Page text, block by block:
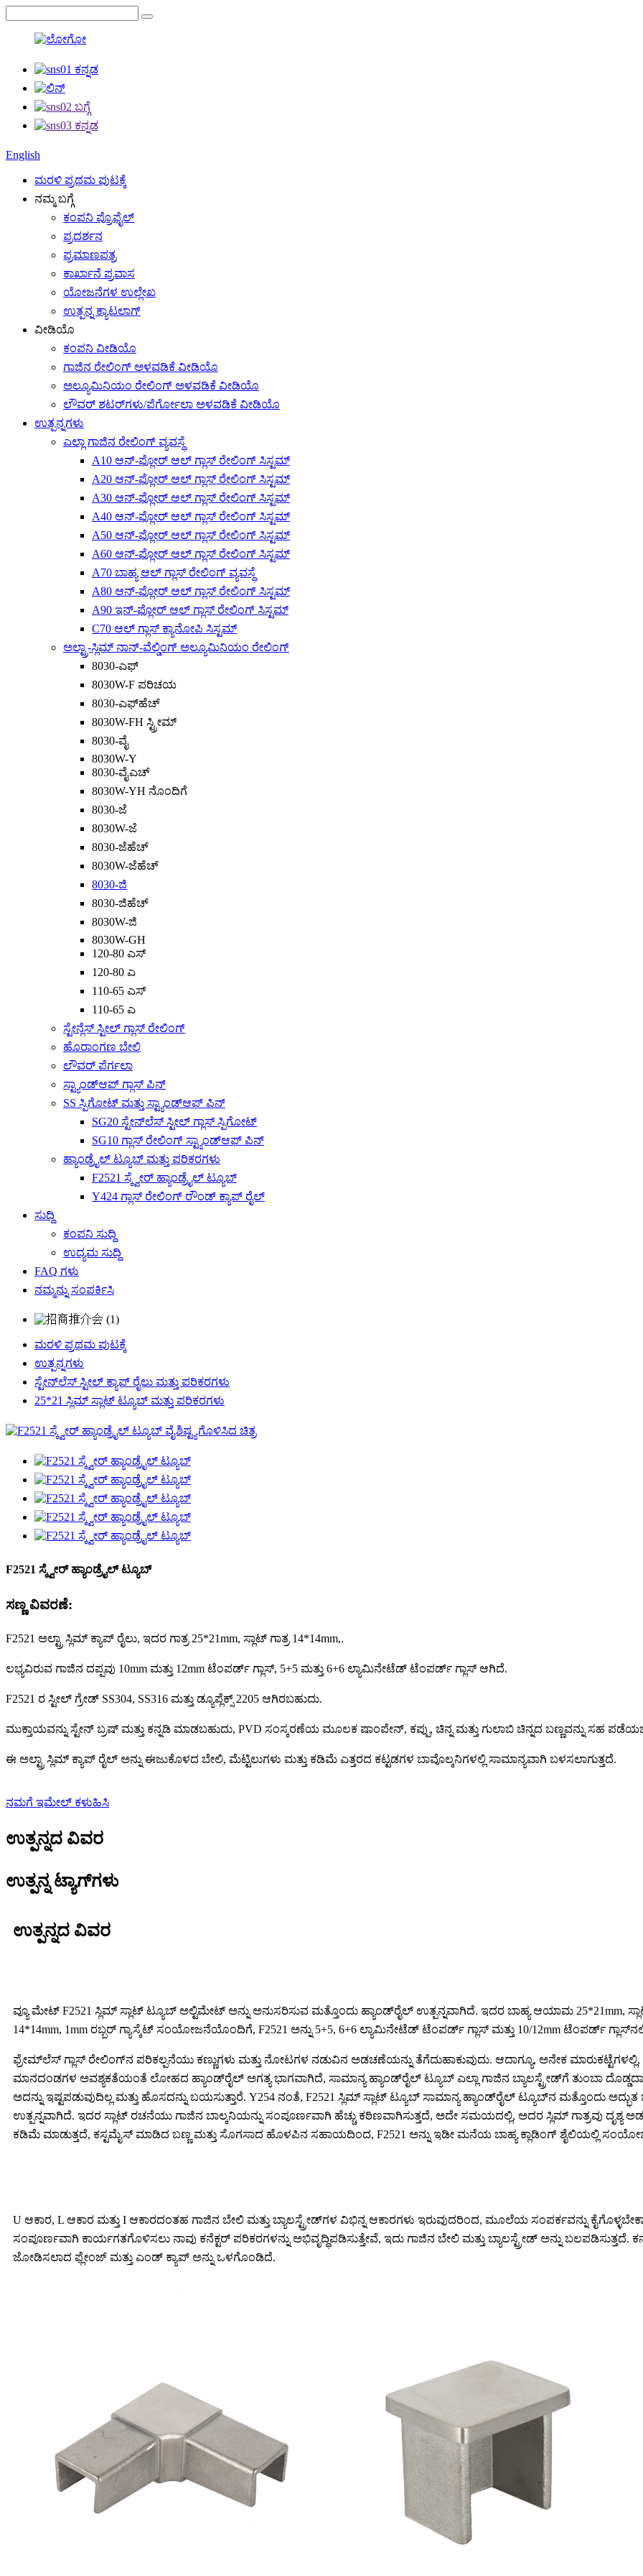
English
ಮರಳಿ ಪ್ರಥಮ ಪುಟಕ್ಕೆ
ನಮ್ಮ ಬಗ್ಗೆ
ಕಂಪನಿ ಪ್ರೊಫೈಲ್
ಪ್ರದರ್ಶನ
ಪ್ರಮಾಣಪತ್ರ
ಕಾರ್ಖಾನೆ ಪ್ರವಾಸ
ಯೋಜನೆಗಳ ಉಲ್ಲೇಖ
ಉತ್ಪನ್ನ ಕ್ಯಾಟಲಾಗ್
ವೀಡಿಯೊ
ಕಂಪನಿ ವೀಡಿಯೊ
ಗಾಜಿನ ರೇಲಿಂಗ್ ಅಳವಡಿಕೆ ವೀಡಿಯೊ
ಅಲ್ಯೂಮಿನಿಯಂ ರೇಲಿಂಗ್ ಅಳವಡಿಕೆ ವೀಡಿಯೊ
ಲೌವರ್ ಶಟರ್‌ಗಳು/ಪೆರ್ಗೋಲಾ ಅಳವಡಿಕೆ ವೀಡಿಯೊ
ಉತ್ಪನ್ನಗಳು
ಎಲ್ಲಾ ಗಾಜಿನ ರೇಲಿಂಗ್ ವ್ಯವಸ್ಥೆ
A10 ಆನ್-ಫ್ಲೋರ್ ಆಲ್ ಗ್ಲಾಸ್ ರೇಲಿಂಗ್ ಸಿಸ್ಟಮ್
A20 ಆನ್-ಫ್ಲೋರ್ ಆಲ್ ಗ್ಲಾಸ್ ರೇಲಿಂಗ್ ಸಿಸ್ಟಮ್
A30 ಆನ್-ಫ್ಲೋರ್ ಆಲ್ ಗ್ಲಾಸ್ ರೇಲಿಂಗ್ ಸಿಸ್ಟಮ್
A40 ಆನ್-ಫ್ಲೋರ್ ಆಲ್ ಗ್ಲಾಸ್ ರೇಲಿಂಗ್ ಸಿಸ್ಟಮ್
A50 ಆನ್-ಫ್ಲೋರ್ ಆಲ್ ಗ್ಲಾಸ್ ರೇಲಿಂಗ್ ಸಿಸ್ಟಮ್
A60 ಆನ್-ಫ್ಲೋರ್ ಆಲ್ ಗ್ಲಾಸ್ ರೇಲಿಂಗ್ ಸಿಸ್ಟಮ್
A70 ಬಾಹ್ಯ ಆಲ್ ಗ್ಲಾಸ್ ರೇಲಿಂಗ್ ವ್ಯವಸ್ಥೆ
A80 ಆನ್-ಫ್ಲೋರ್ ಆಲ್ ಗ್ಲಾಸ್ ರೇಲಿಂಗ್ ಸಿಸ್ಟಮ್
A90 ಇನ್-ಫ್ಲೋರ್ ಆಲ್ ಗ್ಲಾಸ್ ರೇಲಿಂಗ್ ಸಿಸ್ಟಮ್
C70 ಆಲ್ ಗ್ಲಾಸ್ ಕ್ಯಾನೋಪಿ ಸಿಸ್ಟಮ್
ಅಲ್ಟ್ರಾ-ಸ್ಲಿಮ್ ನಾನ್-ವೆಲ್ಡಿಂಗ್ ಅಲ್ಯೂಮಿನಿಯಂ ರೇಲಿಂಗ್
8030-ಎಫ್
8030W-F ಪರಿಚಯ
8030-ಎಫ್‌ಹೆಚ್
8030W-FH ಸ್ಟ್ರೀಮ್
8030-ವೈ
8030W-Y
8030-ವೈಎಚ್
8030W-YH ನೊಂದಿಗೆ
8030-ಜೆ
8030W-ಜೆ
8030-ಜೆಹೆಚ್
8030W-ಜೆಹೆಚ್
8030-ಜಿ
8030-ಜಿಹೆಚ್
8030W-ಜಿ
8030W-GH
120-80 ಎಸ್
120-80 ಎ
110-65 ಎಸ್
110-65 ಎ
ಸ್ಟೇನ್ಲೆಸ್ ಸ್ಟೀಲ್ ಗ್ಲಾಸ್ ರೇಲಿಂಗ್
ಹೊರಾಂಗಣ ಬೇಲಿ
ಲೌವರ್ ಪೆರ್ಗಲಾ
ಸ್ಟ್ಯಾಂಡ್‌ಆಫ್ ಗ್ಲಾಸ್ ಪಿನ್
SS ಸ್ಪಿಗೋಟ್ ಮತ್ತು ಸ್ಟ್ಯಾಂಡ್‌ಆಫ್ ಪಿನ್
SG20 ಸ್ಟೇನ್‌ಲೆಸ್ ಸ್ಟೀಲ್ ಗ್ಲಾಸ್ ಸ್ಪಿಗೋಟ್
SG10 ಗ್ಲಾಸ್ ರೇಲಿಂಗ್ ಸ್ಟ್ಯಾಂಡ್‌ಆಫ್ ಪಿನ್
ಹ್ಯಾಂಡ್ರೈಲ್ ಟ್ಯೂಬ್ ಮತ್ತು ಪರಿಕರಗಳು
F2521 ಸ್ಕ್ವೇರ್ ಹ್ಯಾಂಡ್ರೈಲ್ ಟ್ಯೂಬ್
Y424 ಗ್ಲಾಸ್ ರೇಲಿಂಗ್ ರೌಂಡ್ ಕ್ಯಾಪ್ ರೈಲ್
ಸುದ್ದಿ
ಕಂಪನಿ ಸುದ್ದಿ
ಉದ್ಯಮ ಸುದ್ದಿ
FAQ ಗಳು
ನಮ್ಮನ್ನು ಸಂಪರ್ಕಿಸಿ
ಮರಳಿ ಪ್ರಥಮ ಪುಟಕ್ಕೆ
ಉತ್ಪನ್ನಗಳು
ಸ್ಟೇನ್‌ಲೆಸ್ ಸ್ಟೀಲ್ ಕ್ಯಾಪ್ ರೈಲು ಮತ್ತು ಪರಿಕರಗಳು
25*21 ಸ್ಲಿಮ್ ಸ್ಲಾಟ್ ಟ್ಯೂಬ್ ಮತ್ತು ಪರಿಕರಗಳು
F2521 ಸ್ಕ್ವೇರ್ ಹ್ಯಾಂಡ್ರೈಲ್ ಟ್ಯೂಬ್
ಸಣ್ಣ ವಿವರಣೆ:
F2521 ಅಲ್ಟ್ರಾ ಸ್ಲಿಮ್ ಕ್ಯಾಪ್ ರೈಲು, ಇದರ ಗಾತ್ರ 25*21mm, ಸ್ಲಾಟ್ ಗಾತ್ರ 14*14mm,.
ಲಭ್ಯವಿರುವ ಗಾಜಿನ ದಪ್ಪವು 10mm ಮತ್ತು 12mm ಟೆಂಪರ್ಡ್ ಗ್ಲಾಸ್, 5+5 ಮತ್ತು 6+6 ಲ್ಯಾಮಿನೇಟೆಡ್ ಟೆಂಪರ್ಡ್ ಗ್ಲಾಸ್ ಆಗಿದೆ.
F2521 ರ ಸ್ಟೀಲ್ ಗ್ರೇಡ್ SS304, SS316 ಮತ್ತು ಡ್ಯೂಪ್ಲೆಕ್ಸ್ 2205 ಆಗಿರಬಹುದು.
ಮುಕ್ತಾಯವನ್ನು ಸ್ಟೇನ್ ಬ್ರಷ್ ಮತ್ತು ಕನ್ನಡಿ ಮಾಡಬಹುದು, PVD ಸಂಸ್ಕರಣೆಯ ಮೂಲಕ ಷಾಂಪೇನ್, ಕಪ್ಪು, ಚಿನ್ನ ಮತ್ತು ಗುಲಾಬಿ ಚಿನ್ನದ ಬಣ್ಣವನ್ನು ಸಹ
ಈ ಅಲ್ಟ್ರಾ ಸ್ಲಿಮ್ ಕ್ಯಾಪ್ ರೈಲ್ ಅನ್ನು ಈಜುಕೊಳದ ಬೇಲಿ, ಮೆಟ್ಟಿಲುಗಳು ಮತ್ತು ಕಡಿಮೆ ಎತ್ತರದ ಕಟ್ಟಡಗಳ ಬಾವೊಲ್ಕನಿಗಳಲ್ಲಿ ಸಾಮಾನ್ಯವಾಗಿ ಬಳಸಲಾಗುತ್ತದೆ.
ನಮಗೆ ಇಮೇಲ್ ಕಳುಹಿಸಿ
ಉತ್ಪನ್ನದ ವಿವರ
ಉತ್ಪನ್ನ ಟ್ಯಾಗ್‌ಗಳು
ಉತ್ಪನ್ನದ ವಿವರ
ವ್ಯೂ ಮೇಟ್ F2521 ಸ್ಲಿಮ್ ಸ್ಲಾಟ್ ಟ್ಯೂಬ್ ಅಲ್ಟಿಮೇಟ್ ಅನ್ನು ಅನುಸರಿಸುವ ಮತ್ತೊಂದು ಹ್ಯಾಂಡ್‌ರೈಲ್ ಉತ್ಪನ್ನವಾಗಿದೆ. ಇದರ ಬಾಹ್ಯ ಆಯಾಮ 25*21mm,
14*14mm, 1mm ರಬ್ಬರ್ ಗ್ಯಾಸ್ಕೆಟ್ ಸಂಯೋಜನೆಯೊಂದಿಗೆ, F2521 ಅನ್ನು 5+5, 6+6 ಲ್ಯಾಮಿನೇಟೆಡ್ ಟೆಂಪರ್ಡ್ ಗ್ಲಾಸ್ ಮತ್ತು 10/12mm ಟೆಂಪರ್ಡ್
ಫ್ರೇಮ್‌ಲೆಸ್ ಗ್ಲಾಸ್ ರೇಲಿಂಗ್‌ನ ಪರಿಕಲ್ಪನೆಯು ಕಣ್ಣುಗಳು ಮತ್ತು ನೋಟಗಳ ನಡುವಿನ ಅಡಚಣೆಯನ್ನು ತೆಗೆದುಹಾಕುವುದು. ಆದಾಗ್ಯೂ, ಅನೇಕ ಮಾರುಕಟ್ಟೆಗಳಲ್ಲಿ,
ಮಾನದಂಡಗಳ ಅವಶ್ಯಕತೆಯಂತೆ ಲೋಹದ ಹ್ಯಾಂಡ್‌ರೈಲ್ ಅಗತ್ಯ ಭಾಗವಾಗಿದೆ, ಸಾಮಾನ್ಯ ಹ್ಯಾಂಡ್‌ರೈಲ್ ಟ್ಯೂಬ್ ಎಲ್ಲಾ ಗಾಜಿನ ಬ್ಯಾಲಸ್ಟ್ರೇಡ್‌ಗೆ ತುಂಬಾ
ಅದನ್ನು ಇಷ್ಟಪಡುವುದಿಲ್ಲ ಮತ್ತು ಹೊಸದನ್ನು ಬಯಸುತ್ತಾರೆ. Y254 ನಂತೆ, F2521 ಸ್ಲಿಮ್ ಸ್ಲಾಟ್ ಟ್ಯೂಬ್ ಸಾಮಾನ್ಯ ಹ್ಯಾಂಡ್‌ರೈಲ್ ಟ್ಯೂಬ್‌ನ ಮತ್ತೊಂದು
ಉತ್ಪನ್ನವಾಗಿದೆ. ಇದರ ಸ್ಲಾಟ್ ರಚನೆಯು ಗಾಜಿನ ಬಾಲ್ಕನಿಯನ್ನು ಸಂಪೂರ್ಣವಾಗಿ ಹೆಚ್ಚು ಕಠಿಣವಾಗಿಸುತ್ತದೆ, ಅದೇ ಸಮಯದಲ್ಲಿ, ಅದರ ಸ್ಲಿಮ್ ಗಾತ್ರವು ದೃಶ್ಯ
ಕಡಿಮೆ ಮಾಡುತ್ತದೆ, ಕಸ್ಟಮೈಸ್ ಮಾಡಿದ ಬಣ್ಣ ಮತ್ತು ಸೊಗಸಾದ ಹೊಳಪಿನ ಸಹಾಯದಿಂದ, F2521 ಅನ್ನು ಇಡೀ ಮನೆಯ ಬಾಹ್ಯ ಕ್ಲಾಡಿಂಗ್ ಶೈಲಿಯಲ್ಲಿ
U ಆಕಾರ, L ಆಕಾರ ಮತ್ತು I ಆಕಾರದಂತಹ ಗಾಜಿನ ಬೇಲಿ ಮತ್ತು ಬ್ಯಾಲಸ್ಟ್ರೇಡ್‌ಗಳ ವಿಭಿನ್ನ ಆಕಾರಗಳು ಇರುವುದರಿಂದ, ಮೂಲೆಯ ಸಂಪರ್ಕವನ್ನು
ಸಂಪೂರ್ಣವಾಗಿ ಕಾರ್ಯಗತಗೊಳಿಸಲು ನಾವು ಕನೆಕ್ಟರ್ ಪರಿಕರಗಳನ್ನು ಅಭಿವೃದ್ಧಿಪಡಿಸುತ್ತೇವೆ, ಇದು ಗಾಜಿನ ಬೇಲಿ ಮತ್ತು ಬ್ಯಾಲಸ್ಟ್ರೇಡ್ ಅನ್ನು ಬಲಪಡಿಸುತ್ತದೆ.
ಜೋಡಿಸಲಾದ ಫ್ಲೇಂಜ್ ಮತ್ತು ಎಂಡ್ ಕ್ಯಾಪ್ ಅನ್ನು ಒಳಗೊಂಡಿದೆ.